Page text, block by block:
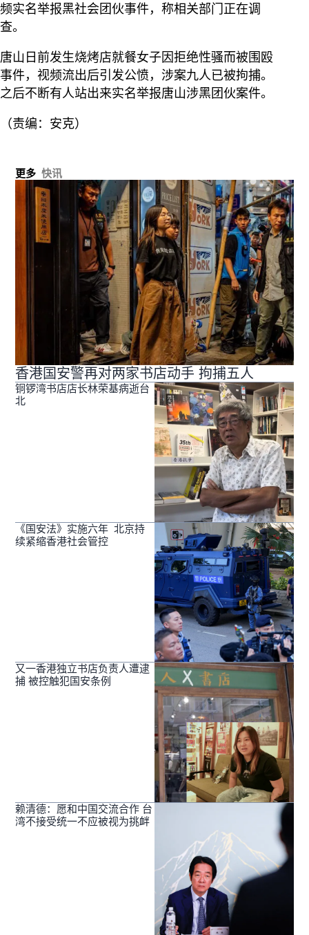
频实名举报黑社会团伙事件，称相关部门正在调
查。
唐山日前发生烧烤店就餐女子因拒绝性骚而被围殴
事件，视频流出后引发公愤，涉案九人已被拘捕。
之后不断有人站出来实名举报唐山涉黑团伙案件。
（责编：安克）
更多 快讯
香港国安警再对两家书店动手 拘捕五人
铜锣湾书店店长林荣基病逝台
北
《国安法》实施六年 北京持
续紧缩香港社会管控
又一香港独立书店负责人遭逮
捕 被控触犯国安条例
赖清德：愿和中国交流合作 台
湾不接受统一不应被视为挑衅